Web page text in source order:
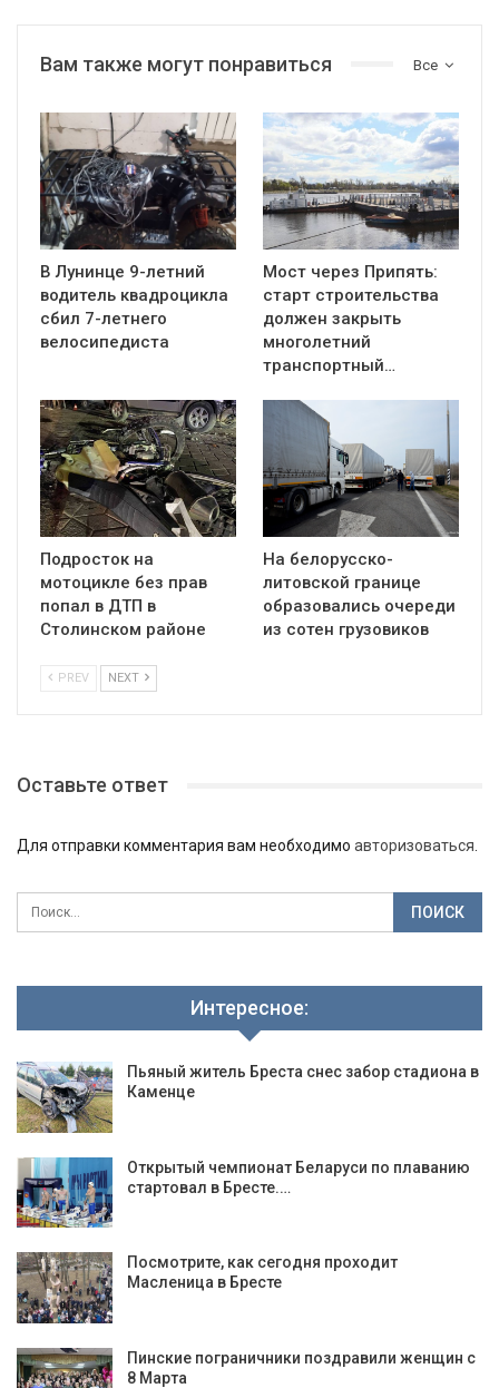
Все
Вам также могут понравиться
В Лунинце 9-летний
водитель квадроцикла
сбил 7-летнего
велосипедиста
Мост через Припять:
старт строительства
должен закрыть
многолетний
транспортный…
Подросток на
мотоцикле без прав
попал в ДТП в
Столинском районе
На белорусско-
литовской границе
образовались очереди
из сотен грузовиков
PREV NEXT
Оставьте ответ
Для отправки комментария вам необходимо авторизоваться
Интересное:
Пьяный житель Бреста снес забор стадиона в
Каменце
Открытый чемпионат Беларуси по плаванию
стартовал в Бресте.…
Посмотрите, как сегодня проходит
Масленица в Бресте
Пинские пограничники поздравили женщин с
8 Марта